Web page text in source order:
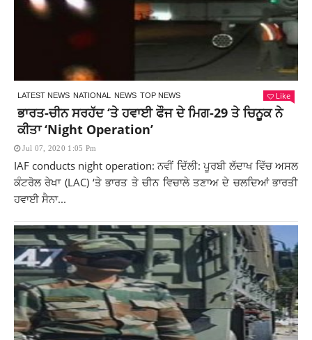
LATEST NEWS NATIONAL NEWS TOP NEWS Like
ਭਾਰਤ-ਚੀਨ ਸਰਹੱਦ ‘ਤੇ ਹਵਾਈ ਫੌਜ ਦੇ ਮਿਗ-29 ਤੇ ਚਿਨੂਕ ਨੇ
ਕੀਤਾ ‘Night Operation’
Jul 07, 2020 1:05 Pm
IAF conducts night operation: ਨਵੀਂ ਦਿੱਲੀ: ਪੂਰਬੀ ਲੱਦਾਖ ਵਿੱਚ ਅਸਲ
ਕੰਟਰੋਲ ਰੇਖਾ (LAC) ‘ਤੇ ਭਾਰਤ ਤੇ ਚੀਨ ਵਿਚਾਲੇ ਤਣਾਅ ਦੇ ਚਲਦਿਆਂ ਭਾਰਤੀ
ਹਵਾਈ ਸੈਨਾ...